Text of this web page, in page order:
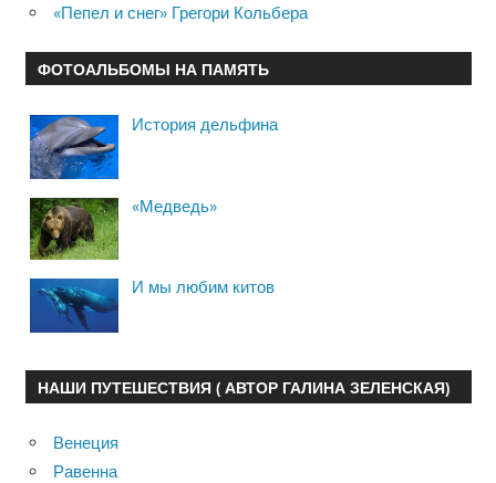
«Пепел и снег» Грегори Кольбера
ФОТОАЛЬБОМЫ НА ПАМЯТЬ
История дельфина
«Медведь»
И мы любим китов
НАШИ ПУТЕШЕСТВИЯ ( АВТОР ГАЛИНА ЗЕЛЕНСКАЯ)
Венеция
Равенна